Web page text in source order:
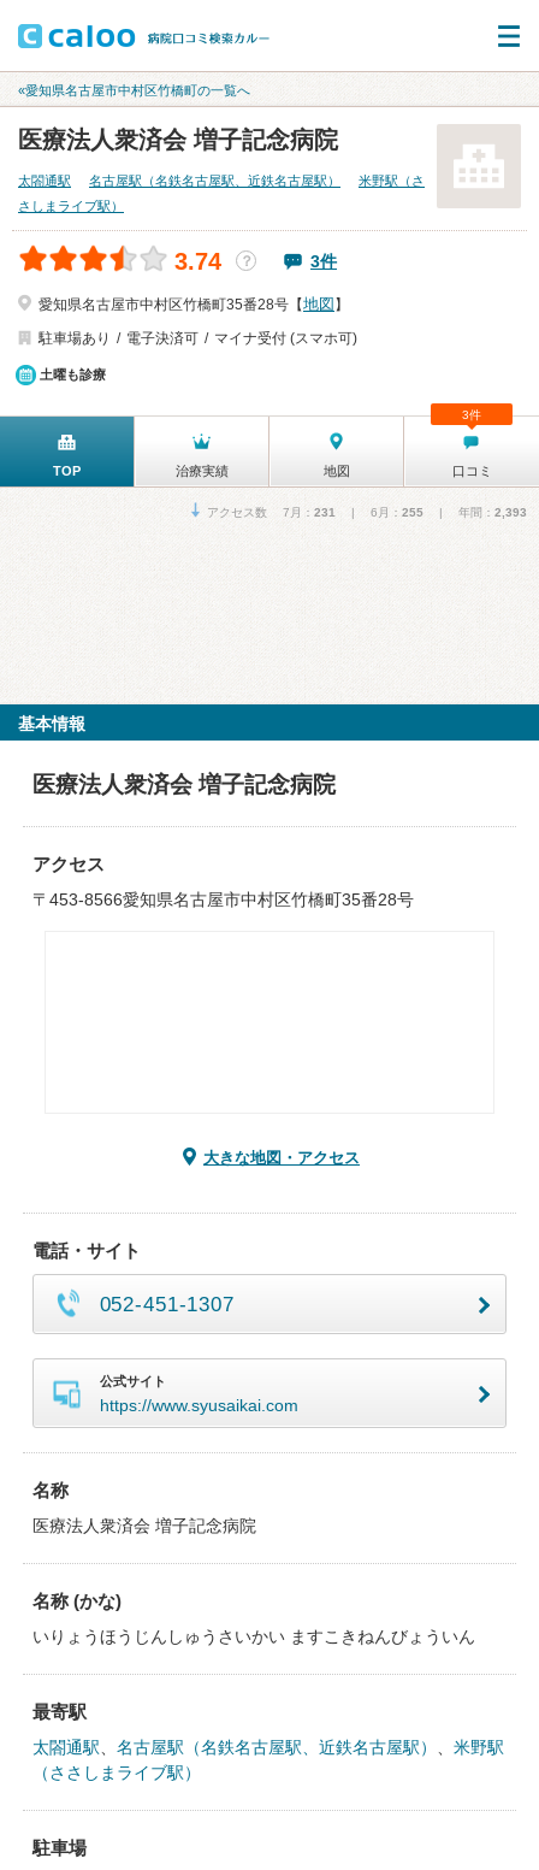
«愛知県名古屋市中村区竹橋町の一覧へ
医療法人衆済会 増子記念病院
太閤通駅 名古屋駅（名鉄名古屋駅、近鉄名古屋駅）
米野駅（さ
さしまライブ駅）
3.74 ？ 3件
愛知県名古屋市中村区竹橋町35番28号【地図 】
駐車場あり
電子決済可 マイナ受付 (スマホ可)
土曜も診療
TOP 治療実績 地図 口コミ
3件
アクセス数 7月： 231 | 6月： 255 | 年間： 2,393
基本情報
医療法人衆済会 増子記念病院
アクセス
〒453-8566愛知県名古屋市中村区竹橋町35番28号
大きな地図・アクセス
電話・サイト
052-451-1307
公式サイト
https://www.syusaikai.com
名称
医療法人衆済会 増子記念病院
名称 (かな)
いりょうほうじんしゅうさいかい ますこきねんびょういん
最寄駅
太閤通駅 名古屋駅（名鉄名古屋駅、近鉄名古屋駅）
米野駅
（ささしまライブ駅）
駐車場